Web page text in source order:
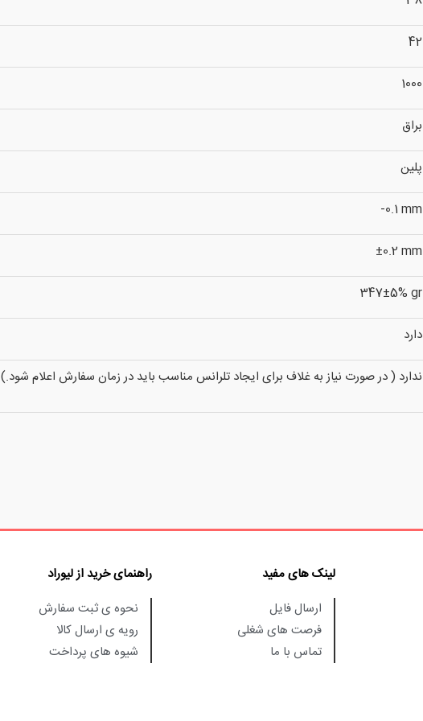
42
1000
براق
پلین
-0.1 mm
±0.2 mm
347±5% gr
دارد
ندارد ( در صورت نیاز به غلاف برای ایجاد تلرانس مناسب باید در زمان سفارش اعلام شود.)
لینک های مفید
ارسال فایل
فرصت های شغلی
تماس با ما
راهنمای خرید از لیوراد
نحوه ی ثبت سفارش
رویه ی ارسال کالا
شیوه های پرداخت